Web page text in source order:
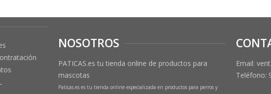
NOSOTROS
PATICAS.es tu tienda online de productos para
mascotas
Paticas.es es tu tienda online especializada en productos para perros y
Email:
Teléfono: